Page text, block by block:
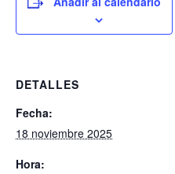
DETALLES
Fecha:
18 noviembre 2025
Hora: